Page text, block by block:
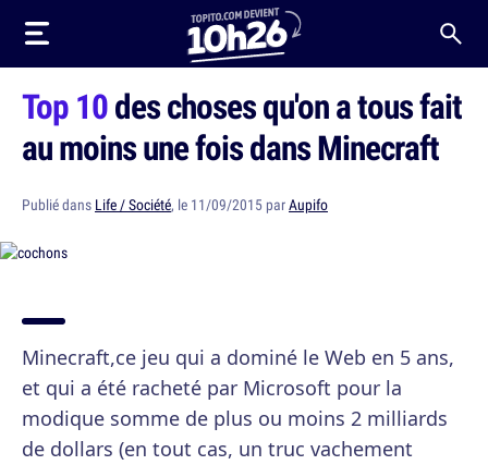
Top 10des choses qu'on a tous fait
au moins une fois dans Minecraft
Publié dans Life / Société, le 11/09/2015 parAupifo
Minecraft,ce jeu qui a dominé le Web en 5 ans,
et qui a été racheté par Microsoft pour la
modique somme de plus ou moins 2 milliards
de dollars (en tout cas, un truc vachement